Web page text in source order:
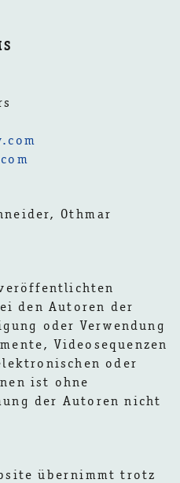
Othmar
den Autoren der
oder Verwendung
Videosequenzen
oder
ist ohne
der Autoren nicht
übernimmt trotz